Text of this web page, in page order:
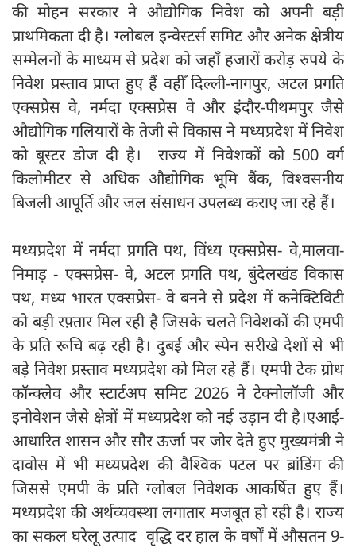
की मोहन सरकार ने औद्योगिक निवेश को अपनी बड़ी
प्राथमिकता दी है। ग्लोबल इन्वेस्टर्स समिट और अनेक क्षेत्रीय
सम्मेलनों के माध्यम से प्रदेश को जहाँ हजारों करोड़ रुपये के
निवेश प्रस्ताव प्राप्त हुए हैं वहीँ दिल्ली-नागपुर, अटल प्रगति
एक्सप्रेस वे, नर्मदा एक्सप्रेस वे और इंदौर-पीथमपुर जैसे
औद्योगिक गलियारों के तेजी से विकास ने मध्यप्रदेश में निवेश
को बूस्टर डोज दी है। राज्य में निवेशकों को 500 वर्ग
किलोमीटर से अधिक औद्योगिक भूमि बैंक, विश्वसनीय
बिजली आपूर्ति और जल संसाधन उपलब्ध कराए जा रहे हैं।
मध्यप्रदेश में नर्मदा प्रगति पथ, विंध्य एक्सप्रेस- वे,मालवा-
निमाड़ - एक्सप्रेस- वे, अटल प्रगति पथ, बुंदेलखंड विकास
पथ, मध्य भारत एक्सप्रेस- वे बनने से प्रदेश में कनेक्टिविटी
को बड़ी रफ़्तार मिल रही है जिसके चलते निवेशकों की एमपी
के प्रति रूचि बढ़ रही है। दुबई और स्पेन सरीखे देशों से भी
बड़े निवेश प्रस्ताव मध्यप्रदेश को मिल रहे हैं। एमपी टेक ग्रोथ
कॉन्क्लेव और स्टार्टअप समिट 2026 ने टेक्नोलॉजी और
इनोवेशन जैसे क्षेत्रों में मध्यप्रदेश को नई उड़ान दी है।एआई-
आधारित शासन और सौर ऊर्जा पर जोर देते हुए मुख्यमंत्री ने
दावोस में भी मध्यप्रदेश की वैश्विक पटल पर ब्रांडिंग की
जिससे एमपी के प्रति ग्लोबल निवेशक आकर्षित हुए हैं।
मध्यप्रदेश की अर्थव्यवस्था लगातार मजबूत हो रही है। राज्य
का सकल घरेलू उत्पाद वृद्धि दर हाल के वर्षों में औसतन 9-